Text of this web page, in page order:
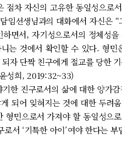
차 자신의 고유한 동일성으로
임선생님과의 대화에서 자신은
면서, 자기성으로서의 정체성
는 것에서 확인할 수 있다. 형
자 단짝 친구에게 절교를 당한
성희, 2019:32~33)
한 진구로서의 삶에 대한 양가
되어 잊혀지는 것에 대한 두려
형민으로서 가져야 할 동일성으
서 ‘기특한 아이’여야 한다는 부